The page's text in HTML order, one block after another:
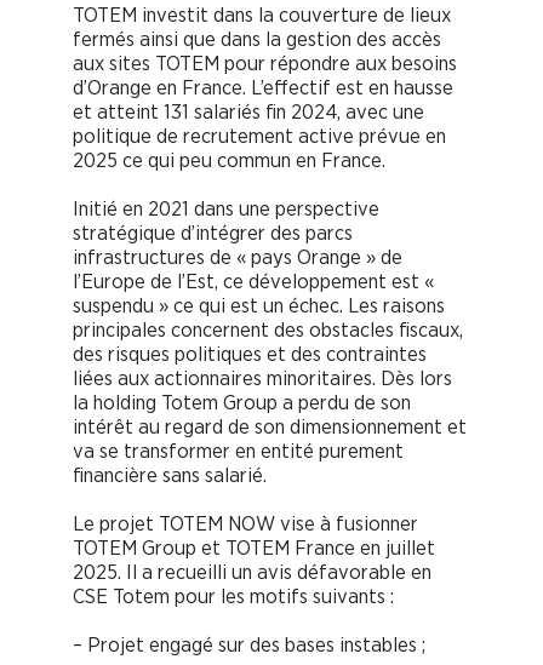
TOTEM investit dans la couverture de lieux
fermés ainsi que dans la gestion des accès
aux sites TOTEM pour répondre aux besoins
d’Orange en France. L’effectif est en hausse
et atteint 131 salariés fin 2024, avec une
politique de recrutement active prévue en
2025 ce qui peu commun en France.
Initié en 2021 dans une perspective
stratégique d’intégrer des parcs
infrastructures de « pays Orange » de
l’Europe de l’Est, ce développement est «
suspendu » ce qui est un échec. Les raisons
principales concernent des obstacles fiscaux,
des risques politiques et des contraintes
liées aux actionnaires minoritaires. Dès lors
la holding Totem Group a perdu de son
intérêt au regard de son dimensionnement et
va se transformer en entité purement
financière sans salarié.
Le projet TOTEM NOW vise à fusionner
TOTEM Group et TOTEM France en juillet
2025. Il a recueilli un avis défavorable en
CSE Totem pour les motifs suivants :
– Projet engagé sur des bases instables ;